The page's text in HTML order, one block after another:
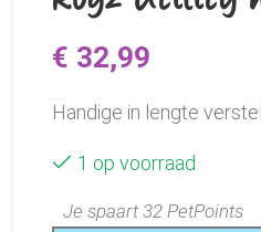
€ 32,99
Handige in lengte
1 op voorraad
Je spaart 32 PetPoints